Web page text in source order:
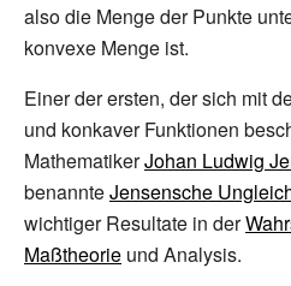
also die Menge der Punkte
konvexe Menge ist.
Einer der ersten, der sich mit
und konkaver Funktionen
MathematikerJohan Ludwig
benannteJensensche
wichtiger Resultate in der
Maßtheorie und Analysis.